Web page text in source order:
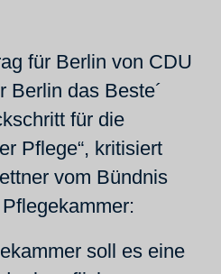
für Berlin von CDU
Berlin das Beste´
für die
Pflege“, kritisiert
vom Bündnis
soll es eine